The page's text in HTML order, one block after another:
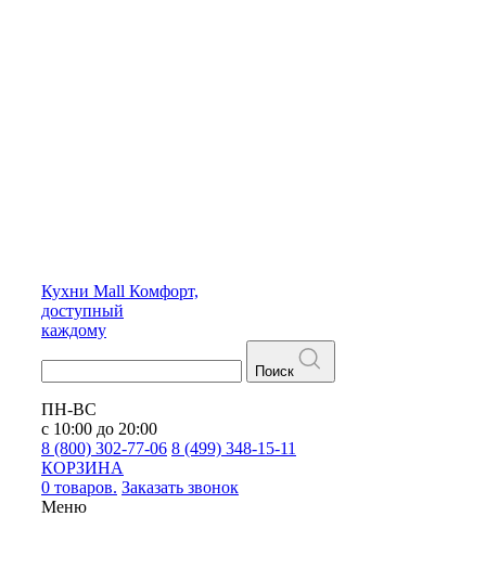
Кухни Mall Комфорт,
доступный
каждому
Поиск
ПН-ВС
с 10:00 до 20:00
8 (800) 302-77-06 8 (499) 348-15-11
КОРЗИНА
0 товаров. Заказать звонок
Меню